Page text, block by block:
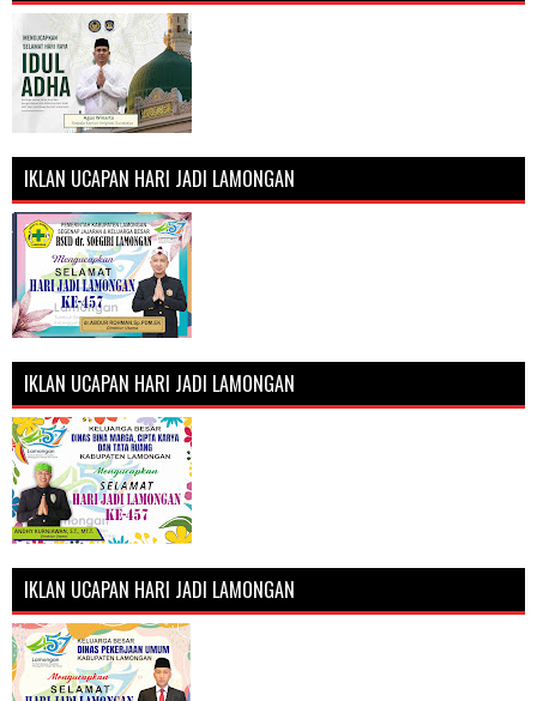
IKLAN UCAPAN HARI JADI LAMONGAN
IKLAN UCAPAN HARI JADI LAMONGAN
IKLAN UCAPAN HARI JADI LAMONGAN